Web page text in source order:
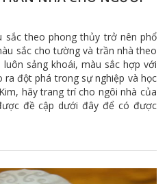
sắc theo phong thủy trở nên phổ
sắc cho tường và trần nhà theo
sảng khoái, màu sắc hợp với
đột phá trong sự nghiệp và học
hãy trang trí cho ngôi nhà của
đề cập dưới đây để có được